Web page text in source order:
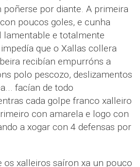
poñerse por diante. A primeira
poucos goles, e cunha
lamentable e totalmente
que o Xallas collera
recibían empurróns a
polo pescozo, deslizamentos
facían de todo
cada golpe franco xalleiro
con amarela e logo con
a xogar con 4 defensas por
os xalleiros saíron xa un pouco